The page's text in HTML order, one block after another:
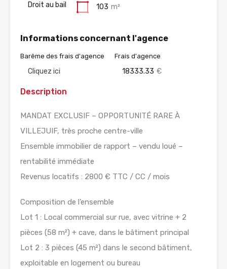
Droit au bail 103 m²
Informations concernant l'agence
Barême des frais d'agence
Cliquez ici
Frais d'agence
18333.33 €
Description
MANDAT EXCLUSIF – OPPORTUNITÉ RARE À
VILLEJUIF, très proche centre-ville
Ensemble immobilier de rapport – vendu loué –
rentabilité immédiate
Revenus locatifs : 2800 € TTC / CC / mois
Composition de l’ensemble
Lot 1 : Local commercial sur rue, avec vitrine + 2
pièces (58 m²) + cave, dans le bâtiment principal
Lot 2 : 3 pièces (45 m²) dans le second bâtiment,
exploitable en logement ou bureau